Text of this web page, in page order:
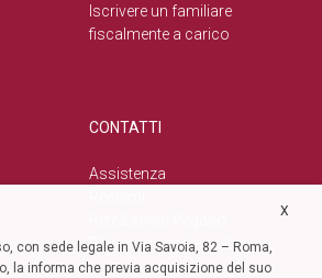
Iscrivere un familiare
fiscalmente a carico
CONTATTI
Assistenza
Privacy e cookie policy
X
con sede legale in Via Savoia, 82 – Roma,
la informa che previa acquisizione del suo